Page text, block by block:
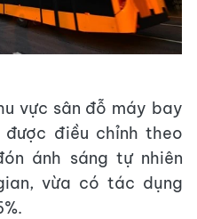
vực sân đỗ máy bay
điều chỉnh theo
ánh sáng tự nhiên
vừa có tác dụng